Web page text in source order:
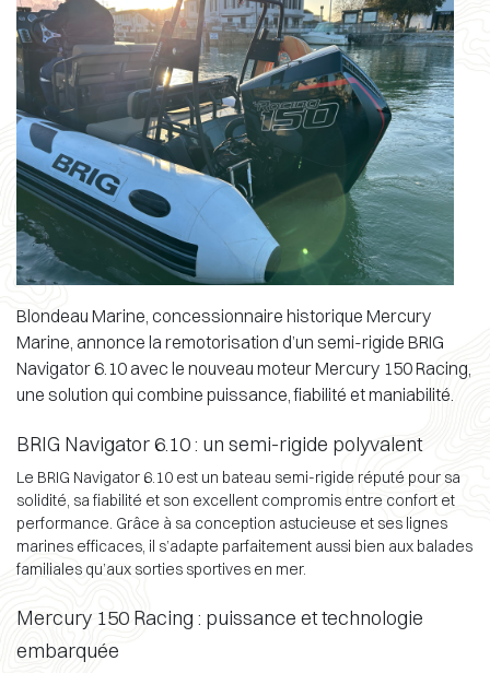
Blondeau Marine, concessionnaire historique Mercury
Marine, annonce la remotorisation d’un semi-rigide BRIG
Navigator 6.10 avec le nouveau moteur Mercury 150 Racing,
une solution qui combine puissance, fiabilité et maniabilité.
BRIG Navigator 6.10 : un semi-rigide polyvalent
Le BRIG Navigator 6.10 est un bateau semi-rigide réputé pour sa
solidité, sa fiabilité et son excellent compromis entre confort et
performance. Grâce à sa conception astucieuse et ses lignes
marines efficaces, il s’adapte parfaitement aussi bien aux balades
familiales qu’aux sorties sportives en mer.
Mercury 150 Racing : puissance et technologie
embarquée